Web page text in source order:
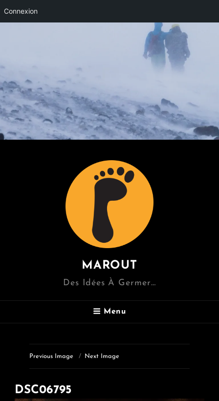
Connexion
MAROUT
Des Idées À Germer…
Menu
Previous Image Next Image
DSC06795